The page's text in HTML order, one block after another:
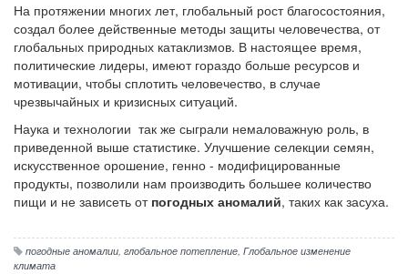
На протяжении многих лет, глобальный рост благосостояния,
создал более действенные методы защиты человечества, от
глобальных природных катаклизмов. В настоящее время,
политические лидеры, имеют гораздо больше ресурсов и
мотивации, чтобы сплотить человечество, в случае
чрезвычайных и кризисных ситуаций.
Наука и технологии так же сыграли немаловажную роль, в
приведенной выше статистике. Улучшение селекции семян,
искусственное орошение, генно - модифицированные
продукты, позволили нам производить большее количество
пищи и не зависеть от погодных аномалий, таких как засуха.
погодные аномалии, глобальное потепление, Глобальное изменение
климата